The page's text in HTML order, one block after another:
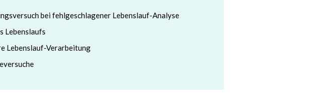
bei fehlgeschlagener Lebenslauf-Analyse
Lebenslaufs
Lebenslauf-Verarbeitung